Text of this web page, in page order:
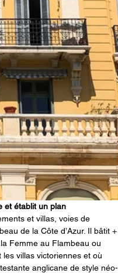
et établit un plan
et villas, voies de
de la Côte d’Azur. Il bâtit +
Femme au Flambeau ou
villas victoriennes et où
anglicane de style néo-